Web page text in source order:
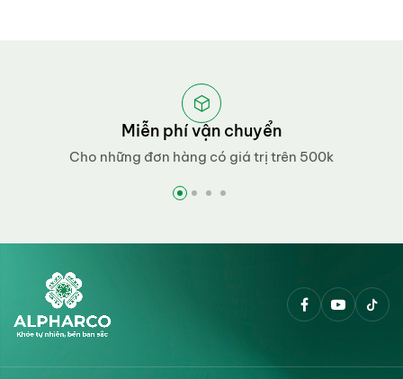
Miễn phí vận chuyển
Cho những đơn hàng có giá trị trên 500k